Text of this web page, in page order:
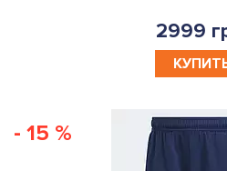
2999
- 15 %